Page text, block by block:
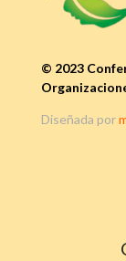
© 2023
Diseñada por